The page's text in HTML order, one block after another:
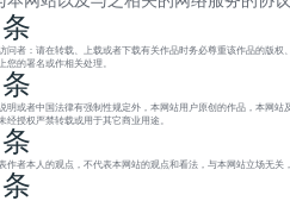
问者：请在转载、上载或者下载有关作品时务必尊重该作品的版
您的署名或作相关处理。
明或者中国法律有强制性规定外，本网站用户原创的作品，本网
经授权严禁转载或用于其它商业用途。
作者本人的观点，不代表本网站的观点和看法，与本网站立场无关